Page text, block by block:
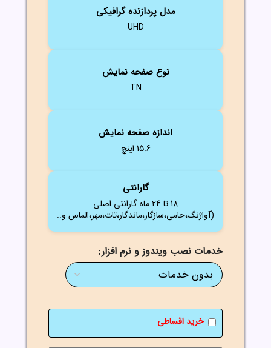
مدل پردازنده گرافیکی
UHD
نوع صفحه نمایش
TN
اندازه صفحه نمایش
15.6 اینچ
گارانتی
18 تا 24 ماه گارانتی اصلی
(آواژنگ،حامی،سازگار،ماندگار،تات،مهر،الماس و..
خدمات نصب ویندوز و نرم افزار
خرید اقساطی